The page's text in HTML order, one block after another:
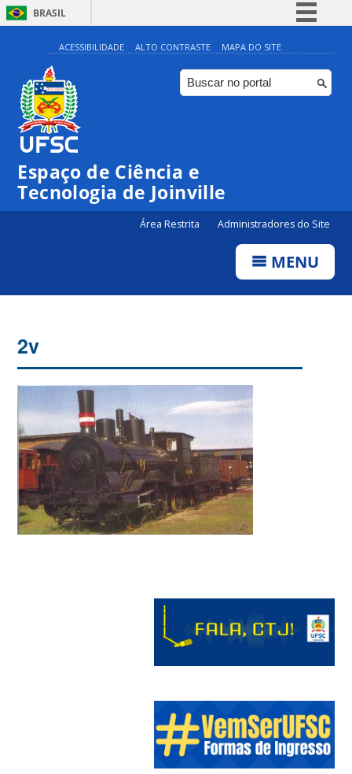
BRASIL
Simplifique!
Comunica BR
Participe
ACESSIBILIDADE ALTO CONTRASTE MAPA DO SITE
Espaço de Ciência e
Tecnologia de Joinville
Área Restrita Administradores do Site
MENU
2v